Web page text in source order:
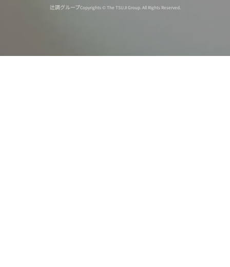
辻調グループCopyrights © The TSUJI Group. All Rights Reserved.